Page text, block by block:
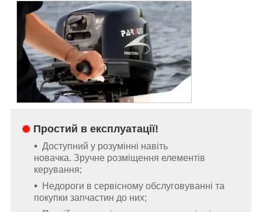
Простий в експлуатації!
Доступний у розумінні навіть
новачка. Зручне розміщення елементів
керування;
Недороги в сервісному обслуговуванні та
покупки запчастин до них;